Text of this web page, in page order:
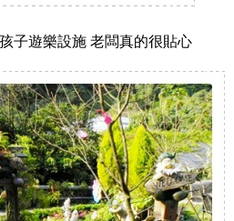
子遊樂設施 老闆真的很貼心